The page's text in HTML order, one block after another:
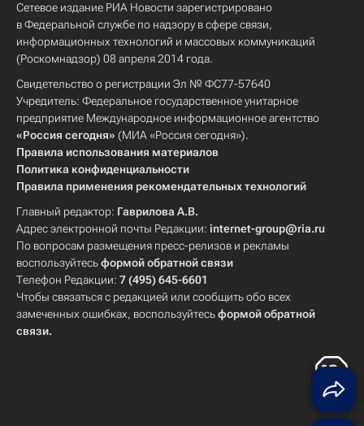
Сетевое издание РИА Новости зарегистрировано
в Федеральной службе по надзору в сфере связи,
информационных технологий и массовых коммуникаций
(Роскомнадзор) 08 апреля 2014 года.
Свидетельство о регистрации Эл № ФС77-57640
Учредитель: Федеральное государственное унитарное
предприятие Международное информационное агентство
«Россия сегодня» (МИА «Россия сегодня»).
Правила использования материалов
Политика конфиденциальности
Правила применения рекомендательных технологий
Главный редактор: Гаврилова А.В.
Адрес электронной почты Редакции: internet-group@ria.ru
По вопросам размещения пресс-релизов и рекламы
воспользуйтесьформой обратной связи
Телефон Редакции: 7 (495) 645-6601
Чтобы связаться с редакцией или сообщить обо всех
замеченных ошибках, воспользуйтесьформой обратной
связи.